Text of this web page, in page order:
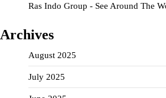
Ras Indo Group - See Around The
Archives
August 2025
July 2025